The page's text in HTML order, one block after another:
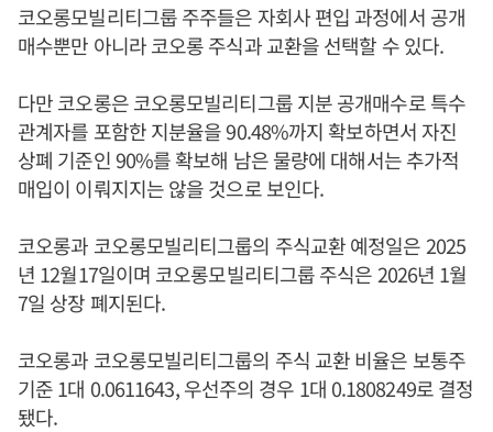
코오롱모빌리티그룹 주주들은 자회사 편입 과정에서 공개
매수뿐만 아니라 코오롱 주식과 교환을 선택할 수 있다.
다만 코오롱은 코오롱모빌리티그룹 지분 공개매수로 특수
관계자를 포함한 지분율을 90.48%까지 확보하면서 자진
상폐 기준인 90%를 확보해 남은 물량에 대해서는 추가적
매입이 이뤄지지는 않을 것으로 보인다.
코오롱과 코오롱모빌리티그룹의 주식교환 예정일은 2025
년 12월17일이며 코오롱모빌리티그룹 주식은 2026년 1월
7일 상장 폐지된다.
코오롱과 코오롱모빌리티그룹의 주식 교환 비율은 보통주
기준 1대 0.0611643, 우선주의 경우 1대 0.1808249로 결정
됐다.